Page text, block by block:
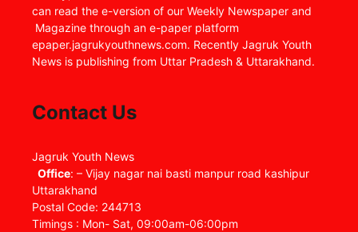
can read the e-version of our Weekly Newspaper and
Magazine through an e-paper platform
epaper.jagrukyouthnews.com. Recently Jagruk Youth
News is publishing from Uttar Pradesh & Uttarakhand.
Contact Us
Jagruk Youth News
Office: – Vijay nagar nai basti manpur road kashipur
Uttarakhand
Postal Code: 244713
Timings : Mon- Sat, 09:00am-06:00pm